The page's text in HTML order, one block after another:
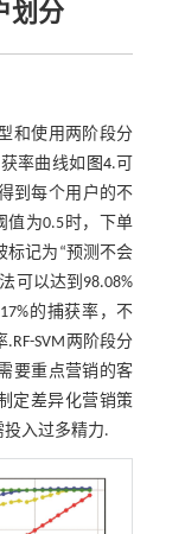
划分
和使用两阶段分
率曲线如 图4.可
到每个用户的不
值为0.5时，下单
标记为“预测不会
可以达到98.08%
的捕获率，不
SVM两阶段分
要重点营销的客
定差异化营销策
入过多精力.